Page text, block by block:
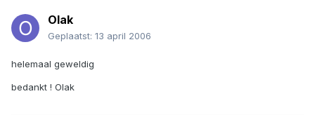
Olak
Geplaatst: 13 april 2006
helemaal geweldig
bedankt ! Olak